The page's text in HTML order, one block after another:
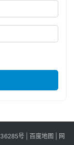
号 百度地图
网